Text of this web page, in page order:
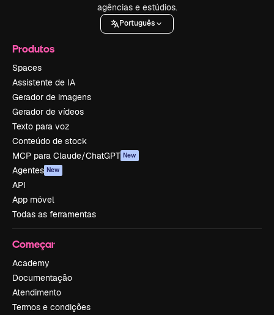
agências e estúdios.
Português
Produtos
Spaces
Assistente de IA
Gerador de imagens
Gerador de vídeos
Texto para voz
Conteúdo de stock
MCP para Claude/ChatGPT New
Agentes New
API
App móvel
Todas as ferramentas
Começar
Academy
Documentação
Atendimento
Termos e condições